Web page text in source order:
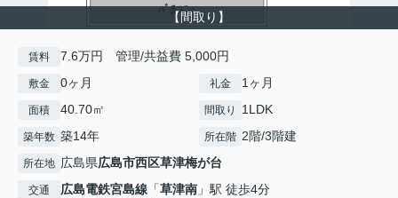
【間取り】
賃料 7.6万円 管理/共益費 5,000円
敷金 0ヶ月 礼金 1ヶ月
面積 40.70㎡ 間取り 1LDK
築年数 築14年 所在階 2階/3階建
所在地 広島県広島市西区草津梅が台
交通 広島電鉄宮島線 「草津南 」駅 徒歩4分